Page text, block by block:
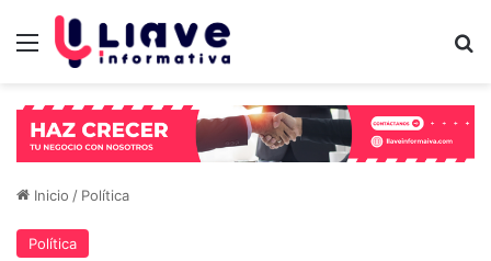
Menú
Inicio / Política
Política